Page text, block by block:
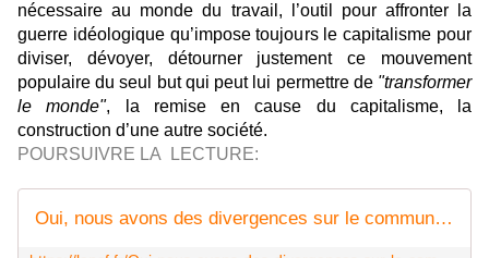
nécessaire au monde du travail, l’outil pour affronter la
guerre idéologique qu’impose toujours le capitalisme pour
diviser, dévoyer, détourner justement ce mouvement
populaire du seul but qui peut lui permettre de "transformer
le monde", la remise en cause du capitalisme, la
construction d’une autre société.
POURSUIVRE LA LECTURE:
Oui, nous avons des divergences sur le communisme du XXIe siècle !